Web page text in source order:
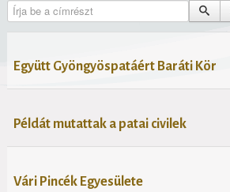
Írja be a címrészt
Együtt Gyöngyöspatáért Baráti Kör
Példát mutattak a patai civilek
Vári Pincék Egyesülete